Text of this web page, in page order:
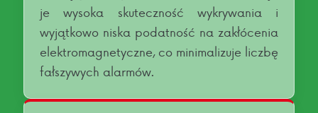
je wysoka skuteczność wykrywania i
wyjątkowo niska podatność na zakłócenia
elektromagnetyczne, co minimalizuje liczbę
fałszywych alarmów.